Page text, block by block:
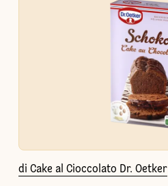
di Cake al Cioccolato Dr. Oetker